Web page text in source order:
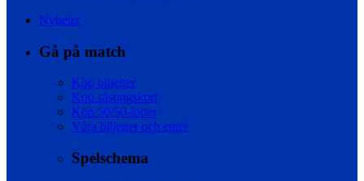
Nyheter
Gå på match
Köp biljetter
Köp säsongskort
Köp 50/50-lotter
Våra biljetter och entré
Spelschema